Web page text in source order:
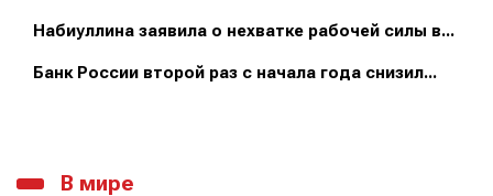
Набиуллина заявила о нехватке рабочей силы в...
Банк России второй раз с начала года снизил...
В мире